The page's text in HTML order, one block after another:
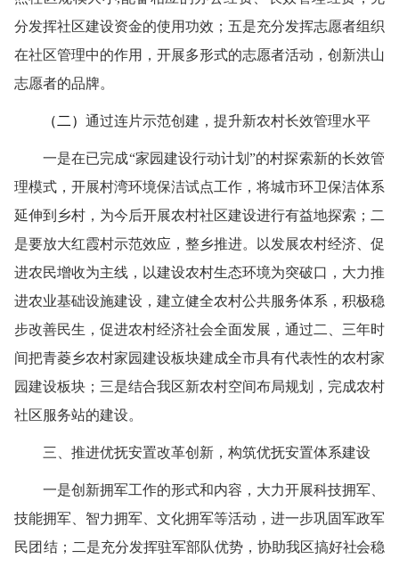
分发挥社区建设资金的使用功效；五是充分发挥志愿者组织
在社区管理中的作用，开展多形式的志愿者活动，创新洪山
志愿者的品牌。
（二） 通过连片示范创建，提升新农村长效管理水平
一是在已完成“家园建设行动计划”的村探索新的长效管
理模式，开展村湾环境保洁试点工作，将城市环卫保洁体系
延伸到乡村，为今后开展农村社区建设进行有益地探索；二
是要放大红霞村示范效应，整乡推进。以发展农村经济、促
进农民增收为主线，以建设农村生态环境为突破口，大力推
进农业基础设施建设，建立健全农村公共服务体系，积极稳
步改善民生，促进农村经济社会全面发展，通过二、三年时
间把青菱乡农村家园建设板块建成全市具有代表性的农村家
园建设板块；三是结合我区新农村空间布局规划，完成农村
社区服务站的建设。
三、推进优抚安置改革创新，构筑优抚安置体系建设
一是创新拥军工作的形式和内容，大力开展科技拥军、
技能拥军、智力拥军、文化拥军等活动，进一步巩固军政军
民团结； 二是充分发挥驻军部队优势，协助我区搞好社会稳